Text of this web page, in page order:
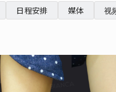
日程安排 媒体 视